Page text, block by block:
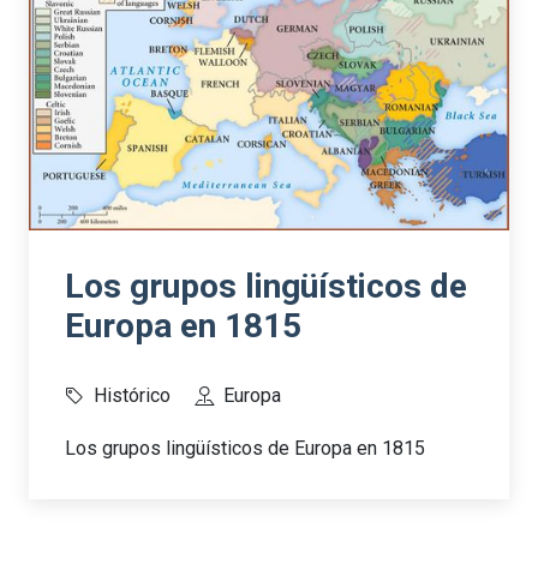
Los grupos lingüísticos de
Europa en 1815
Histórico Europa
Los grupos lingüísticos de Europa en 1815